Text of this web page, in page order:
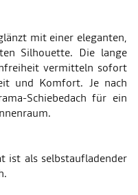
mit einer eleganten,
Silhouette. Die lange
vermitteln sofort
und Komfort. Je nach
Schiebedach für ein
ist als selbstaufladender